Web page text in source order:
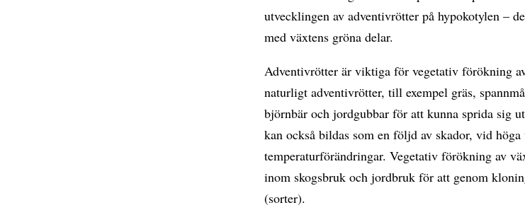
utvecklingen av adventivrötter på hypokotylen –
med växtens gröna delar.
Adventivrötter är viktiga för vegetativ förökning
naturligt adventivrötter, till exempel gräs,
björnbär och jordgubbar för att kunna sprida sig
kan också bildas som en följd av skador, vid
temperaturförändringar. Vegetativ förökning av
inom skogsbruk och jordbruk för att genom
(sorter).